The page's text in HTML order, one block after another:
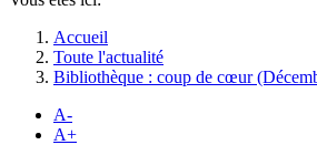
Accueil
Toute l'actualité
Bibliothèque : coup de cœur
A-
A+